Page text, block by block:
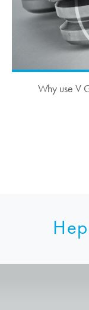
Why use V